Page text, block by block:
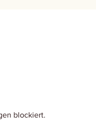
blockiert.